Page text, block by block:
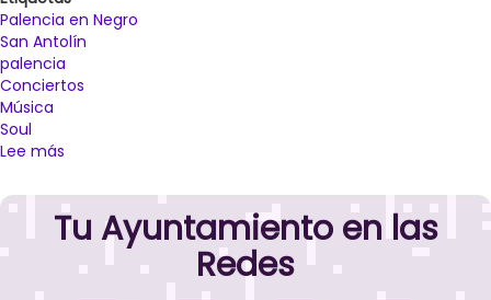
Palencia en Negro
San Antolín
palencia
Conciertos
Música
Soul
Lee más
en
Negro’
llenará
Tu Ayuntamiento en las
Redes